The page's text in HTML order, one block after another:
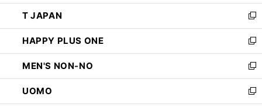
開
く
ウ
で
開
く
ン
ド
ウ
で
開
く
ウ
ィ
ン
ド
ウ
で
開
く
し
い
ウ
ィ
ン
ド
ウ
で
開
T JAPAN
新
し
い
ウ
ィ
ン
ド
ウ
HAPPY PLUS ONE
新
し
い
ウ
ィ
ン
MEN'S NON-NO
新
し
い
UOMO
新